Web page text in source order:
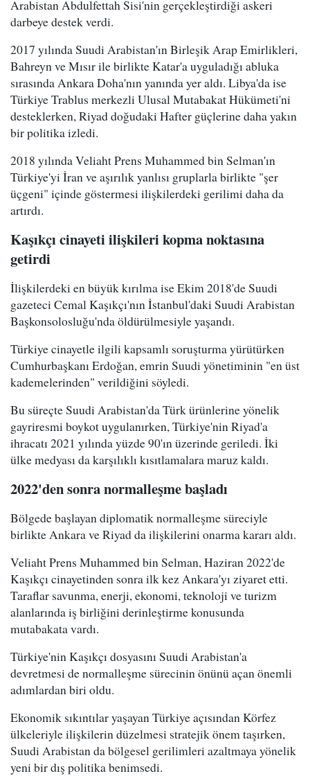
Arabistan Abdulfettah Sisi'nin gerçekleştirdiği askeri
darbeye destek verdi.
2017 yılında Suudi Arabistan'ın Birleşik Arap Emirlikleri,
Bahreyn ve Mısır ile birlikte Katar'a uyguladığı abluka
sırasında Ankara Doha'nın yanında yer aldı. Libya'da ise
Türkiye Trablus merkezli Ulusal Mutabakat Hükümeti'ni
desteklerken, Riyad doğudaki Hafter güçlerine daha yakın
bir politika izledi.
2018 yılında Veliaht Prens Muhammed bin Selman'ın
Türkiye'yi İran ve aşırılık yanlısı gruplarla birlikte "şer
üçgeni" içinde göstermesi ilişkilerdeki gerilimi daha da
artırdı.
Kaşıkçı cinayeti ilişkileri kopma noktasına
getirdi
İlişkilerdeki en büyük kırılma ise Ekim 2018'de Suudi
gazeteci Cemal Kaşıkçı'nın İstanbul'daki Suudi Arabistan
Başkonsolosluğu'nda öldürülmesiyle yaşandı.
Türkiye cinayetle ilgili kapsamlı soruşturma yürütürken
Cumhurbaşkanı Erdoğan, emrin Suudi yönetiminin "en üst
kademelerinden" verildiğini söyledi.
Bu süreçte Suudi Arabistan'da Türk ürünlerine yönelik
gayriresmi boykot uygulanırken, Türkiye'nin Riyad'a
ihracatı 2021 yılında yüzde 90'ın üzerinde geriledi. İki
ülke medyası da karşılıklı kısıtlamalara maruz kaldı.
2022'den sonra normalleşme başladı
Bölgede başlayan diplomatik normalleşme süreciyle
birlikte Ankara ve Riyad da ilişkilerini onarma kararı aldı.
Veliaht Prens Muhammed bin Selman, Haziran 2022'de
Kaşıkçı cinayetinden sonra ilk kez Ankara'yı ziyaret etti.
Taraflar savunma, enerji, ekonomi, teknoloji ve turizm
alanlarında iş birliğini derinleştirme konusunda
mutabakata vardı.
Türkiye'nin Kaşıkçı dosyasını Suudi Arabistan'a
devretmesi de normalleşme sürecinin önünü açan önemli
adımlardan biri oldu.
Ekonomik sıkıntılar yaşayan Türkiye açısından Körfez
ülkeleriyle ilişkilerin düzelmesi stratejik önem taşırken,
Suudi Arabistan da bölgesel gerilimleri azaltmaya yönelik
yeni bir dış politika benimsedi.